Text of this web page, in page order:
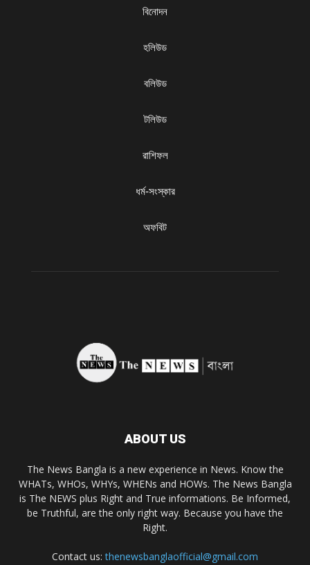
বিনোদন
হলিউড
বলিউড
টলিউড
রাশিফল
ধৰ্ম-সংস্কার
অফবিট
ABOUT US
The News Bangla is a new experience in News. Know the
WHATs, WHOs, WHYs, WHENs and HOWs. The News Bangla
is The NEWS plus Right and True informations. Be Informed,
be Truthful, are the only right way. Because you have the
Right.
Contact us:thenewsbanglaofficial@gmail.com